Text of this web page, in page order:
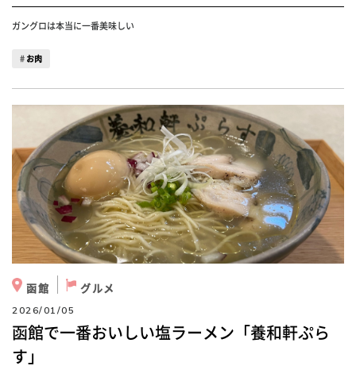
ガングロは本当に一番美味しい
お肉
函館 グルメ
2026/01/05
函館で一番おいしい塩ラーメン「養和軒ぷら
す」